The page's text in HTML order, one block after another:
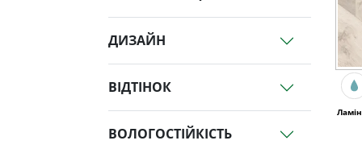
ДИЗАЙН
ВІДТІНОК
ВОЛОГОСТІЙКІСТЬ